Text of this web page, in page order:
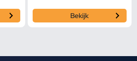
Bekijk